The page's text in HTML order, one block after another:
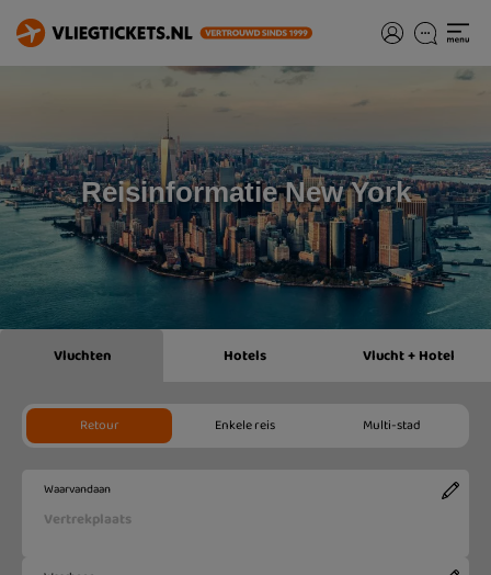
Reisinformatie New York